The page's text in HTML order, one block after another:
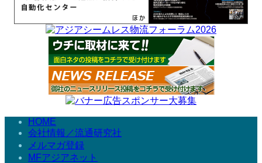
HOME
会社情報／流通研究社
メルマガ登録
MFアジアネット